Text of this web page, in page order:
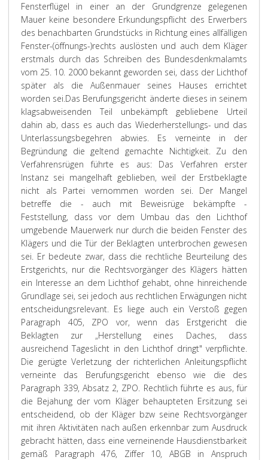
Fensterflügel in einer an der Grundgrenze gelegenen
Mauer keine besondere Erkundungspflicht des Erwerbers
des benachbarten Grundstücks in Richtung eines allfälligen
Fenster-(öffnungs-)rechts auslösten und auch dem Kläger
erstmals durch das Schreiben des Bundesdenkmalamts
vom 25. 10. 2000 bekannt geworden sei, dass der Lichthof
später als die Außenmauer seines Hauses errichtet
worden sei.Das Berufungsgericht änderte dieses in seinem
klagsabweisenden Teil unbekämpft gebliebene Urteil
dahin ab, dass es auch das Wiederherstellungs- und das
Unterlassungsbegehren abwies. Es verneinte in der
Begründung die geltend gemachte Nichtigkeit. Zu den
Verfahrensrügen führte es aus: Das Verfahren erster
Instanz sei mangelhaft geblieben, weil der Erstbeklagte
nicht als Partei vernommen worden sei. Der Mangel
betreffe die - auch mit Beweisrüge bekämpfte -
Feststellung, dass vor dem Umbau das den Lichthof
umgebende Mauerwerk nur durch die beiden Fenster des
Klägers und die Tür der Beklagten unterbrochen gewesen
sei. Er bedeute zwar, dass die rechtliche Beurteilung des
Erstgerichts, nur die Rechtsvorgänger des Klägers hätten
ein Interesse an dem Lichthof gehabt, ohne hinreichende
Grundlage sei, sei jedoch aus rechtlichen Erwägungen nicht
entscheidungsrelevant. Es liege auch ein Verstoß gegen
Paragraph 405, ZPO vor, wenn das Erstgericht die
Beklagten zur „Herstellung eines Daches, dass
ausreichend Tageslicht in den Lichthof dringt" verpflichte.
Die gerügte Verletzung der richterlichen Anleitungspflicht
verneinte das Berufungsgericht ebenso wie die des
Paragraph 339, Absatz 2, ZPO. Rechtlich führte es aus, für
die Bejahung der vom Kläger behaupteten Ersitzung sei
entscheidend, ob der Kläger bzw seine Rechtsvorgänger
mit ihren Aktivitäten nach außen erkennbar zum Ausdruck
gebracht hätten, dass eine verneinende Hausdienstbarkeit
gemäß Paragraph 476, Ziffer 10, ABGB in Anspruch